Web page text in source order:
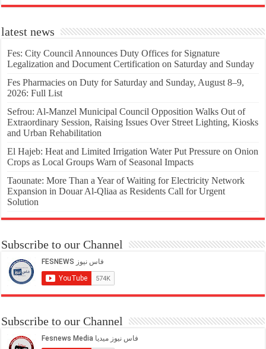
latest news
Fes: City Council Announces Duty Offices for Signature
Legalization and Document Certification on Saturday and Sunday
Fes Pharmacies on Duty for Saturday and Sunday, August 8–9,
2026: Full List
Sefrou: Al-Manzel Municipal Council Opposition Walks Out of
Extraordinary Session, Raising Issues Over Street Lighting, Kiosks
and Urban Rehabilitation
El Hajeb: Heat and Limited Irrigation Water Put Pressure on Onion
Crops as Local Groups Warn of Seasonal Impacts
Taounate: More Than a Year of Waiting for Electricity Network
Expansion in Douar Al-Qliaa as Residents Call for Urgent
Solution
Subscribe to our Channel
Subscribe to our Channel